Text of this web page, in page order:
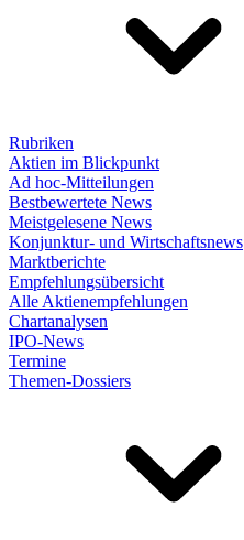
Rubriken
Aktien im Blickpunkt
Ad hoc-Mitteilungen
Bestbewertete News
Meistgelesene News
Konjunktur- und Wirtschaftsnews
Marktberichte
Empfehlungsübersicht
Alle Aktienempfehlungen
Chartanalysen
IPO-News
Termine
Themen-Dossiers